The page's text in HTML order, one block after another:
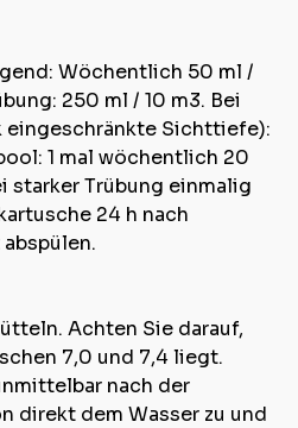
Wöchentlich 50 ml /
250 ml / 10 m3. Bei
eingeschränkte Sichttiefe):
1 mal wöchentlich 20
starker Trübung einmalig
24 h nach
Achten Sie darauf,
7,0 und 7,4 liegt.
nach der
direkt dem Wasser zu und